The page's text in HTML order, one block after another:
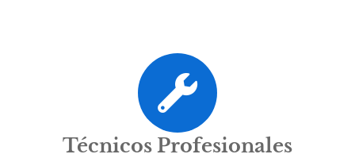
Técnicos Profesionales